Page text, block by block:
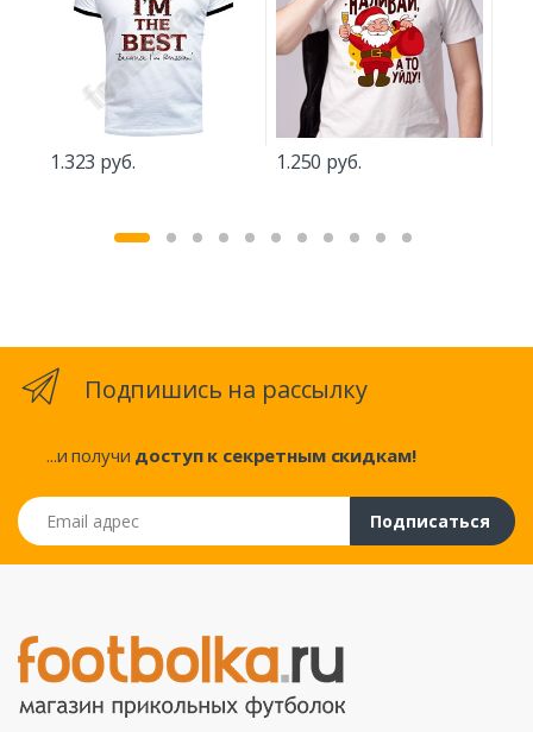
1.323 руб. 1.250 руб.
Подпишись на рассылку
...и получи доступ к секретным скидкам!
Email адрес
Подписаться